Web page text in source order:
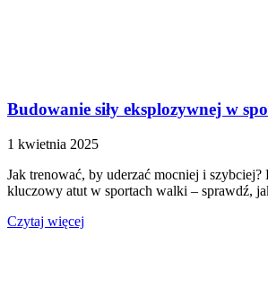
Budowanie siły eksplozywnej w
1 kwietnia 2025
Jak trenować, by uderzać mocniej i szybciej?
kluczowy atut w sportach walki – sprawdź,
Czytaj więcej